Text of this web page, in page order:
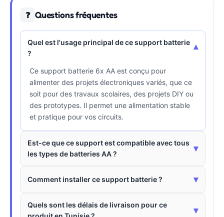
❓ Questions fréquentes
Quel est l'usage principal de ce support batterie
?
▾
Ce support batterie 6x AA est conçu pour
alimenter des projets électroniques variés, que ce
soit pour des travaux scolaires, des projets DIY ou
des prototypes. Il permet une alimentation stable
et pratique pour vos circuits.
Est-ce que ce support est compatible avec tous
les types de batteries AA ?
▾
Comment installer ce support batterie ? ▾
Quels sont les délais de livraison pour ce
▾